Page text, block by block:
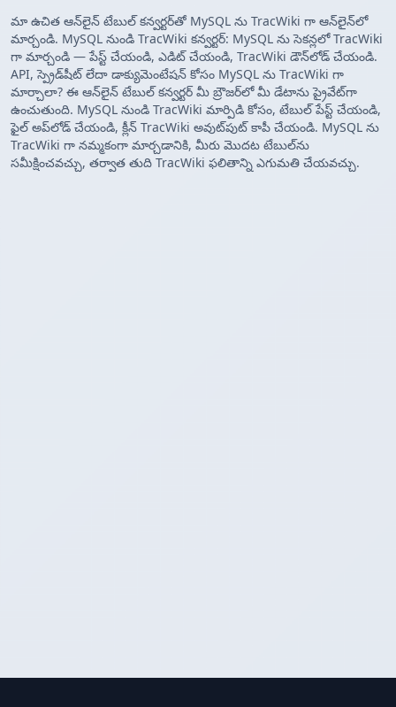
మా ఉచిత ఆన్‌లైన్ టేబుల్ కన్వర్టర్‌తో MySQL ను TracWiki గా ఆన్‌లైన్‌లో
మార్చండి. MySQL నుండి TracWiki కన్వర్టర్: MySQL ను సెకన్లలో TracWiki
గా మార్చండి — పేస్ట్ చేయండి, ఎడిట్ చేయండి, TracWiki డౌన్‌లోడ్ చేయండి.
API, స్ప్రెడ్‌షీట్ లేదా డాక్యుమెంటేషన్ కోసం MySQL ను TracWiki గా
మార్చాలా? ఈ ఆన్‌లైన్ టేబుల్ కన్వర్టర్ మీ బ్రౌజర్‌లో మీ డేటాను ప్రైవేట్‌గా
ఉంచుతుంది. MySQL నుండి TracWiki మార్పిడి కోసం, టేబుల్ పేస్ట్ చేయండి,
ఫైల్ అప్‌లోడ్ చేయండి, క్లీన్ TracWiki అవుట్‌పుట్ కాపీ చేయండి. MySQL ను
TracWiki గా నమ్మకంగా మార్చడానికి, మీరు మొదట టేబుల్‌ను
సమీక్షించవచ్చు, తర్వాత తుది TracWiki ఫలితాన్ని ఎగుమతి చేయవచ్చు.